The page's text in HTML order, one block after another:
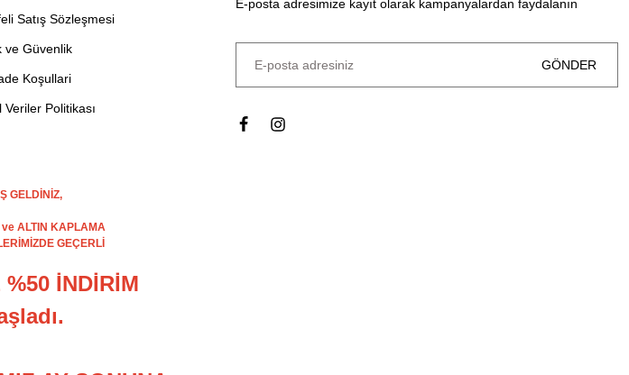
Satış Sözleşmesi
ve Güvenlik
Koşullari
Veriler Politikası
E-posta adresimize kayıt olarak kampanyalardan faydalanın
GÖNDER
GELDİNİZ,
ALTIN KAPLAMA
GEÇERLİ
%50 İNDİRİM